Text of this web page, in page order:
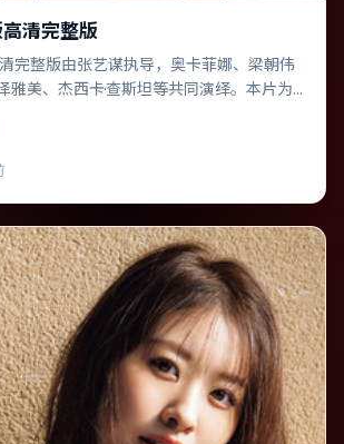
清完整版
完整版由张艺谋执导，奥卡菲娜、梁朝伟
雅美、杰西卡·查斯坦等共同演绎。本片为
底与取景来自法国。失散多年的兄妹在边
影片整体气质浓烈，节奏紧凑，人物动机
情节与细腻表演的观众。